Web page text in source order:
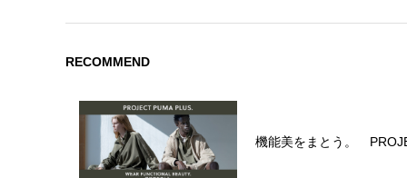
RECOMMEND
機能美をまとう。